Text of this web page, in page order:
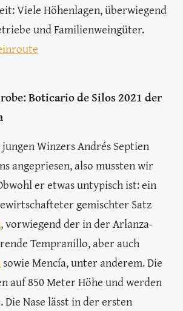
Viele Höhenlagen, überwiegend
und Familienweingüter.
Boticario de Silos 2021 der
Winzers Andrés Septien
angepriesen, also mussten wir
er etwas untypisch ist: ein
gemischter Satz
, vorwiegend der in der Arlanza-
Tempranillo, aber auch
sowie Mencía, unter anderem. Die
auf 850 Meter Höhe und werden
Nase lässt in der ersten